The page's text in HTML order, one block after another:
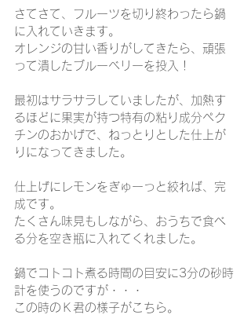
さてさて、フルーツを切り終わったら鍋
に入れていきます。
オレンジの甘い香りがしてきたら、頑張
って潰したブルーベリーを投入！
最初はサラサラしていましたが、加熱す
るほどに果実が持つ特有の粘り成分ペク
チンのおかげで、ねっとりとした仕上が
りになってきました。
仕上げにレモンをぎゅーっと絞れば、完
成です。
たくさん味見もしながら、おうちで食べ
る分を空き瓶に入れてくれました。
鍋でコトコト煮る時間の目安に3分の砂時
計を使うのですが・・・
この時のＫ君の様子がこちら。